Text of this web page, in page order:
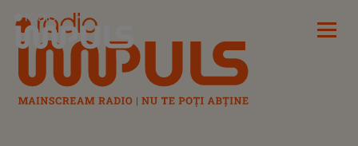
Radio Impuls